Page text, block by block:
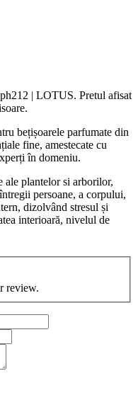
| LOTUS. Pretul afisat
bețișoarele parfumate din
fine, amestecate cu
în domeniu.
ale plantelor si arborilor,
persoane, a corpului,
dizolvând stresul și
interioară, nivelul de
review.